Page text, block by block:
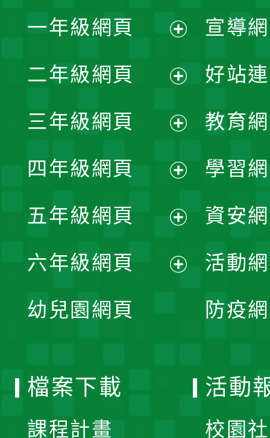
一年級網頁
開
選
單
二年級網頁
開
選
單
三年級網頁
開
選
單
四年級網頁
開
選
五年級網頁
開
六年級網頁
幼兒園網頁
宣導
好站
教育
學習
資安
活動
防疫
檔案下載
課程計畫
活動
校園